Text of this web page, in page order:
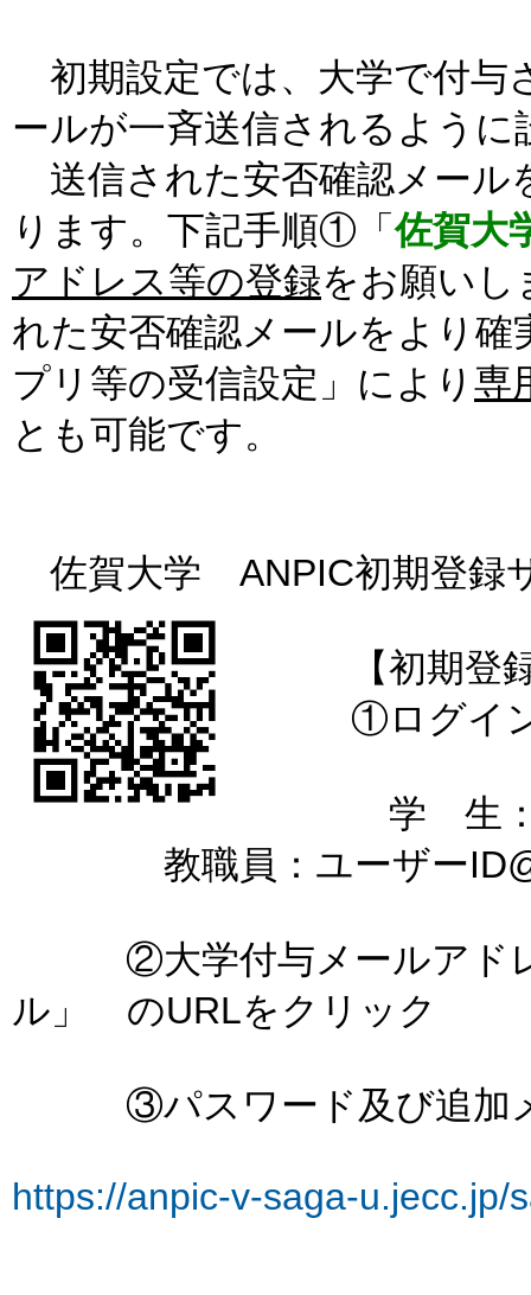
初期設定では、大学で付与
ールが一斉送信されるよう
送信された安否確認メール
ります。下記手順①「佐賀大
アドレス等の登録をお願いし
れた安否確認メールをより
プリ等の受信設定」により 専
とも可能です。
佐賀大学 ANPIC初期登録
【初期登録
①ログインID
学 生：学籍
教職員：ユーザー
②大学付与メールアドレ
ル」 のURLをクリック
③パスワード及び追加メ
https://anpic-v-saga-u.jecc.jp/